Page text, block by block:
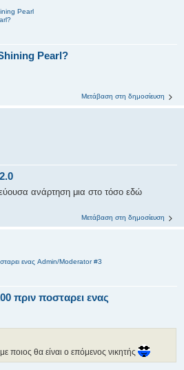
Pearl
Pearl?
Μετάβαση στη δημοσίευση
ανάρτηση μια στο τόσο εδώ
Μετάβαση στη δημοσίευση
ενας Admin/Moderator #3
πριν ποσταρει ενας
ποιος θα είναι ο επόμενος νικητής